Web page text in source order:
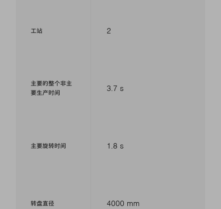
工站
主要的整个非主
要生产时间
主要旋转时间
转盘直径
2
3.7 s
1.8 s
4000 mm